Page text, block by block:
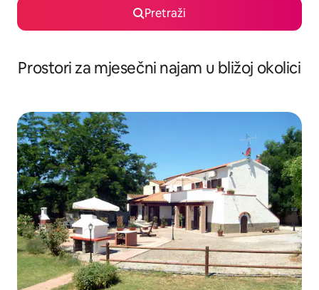
Pretraži
Prostori za mjesečni najam u bližoj okolici